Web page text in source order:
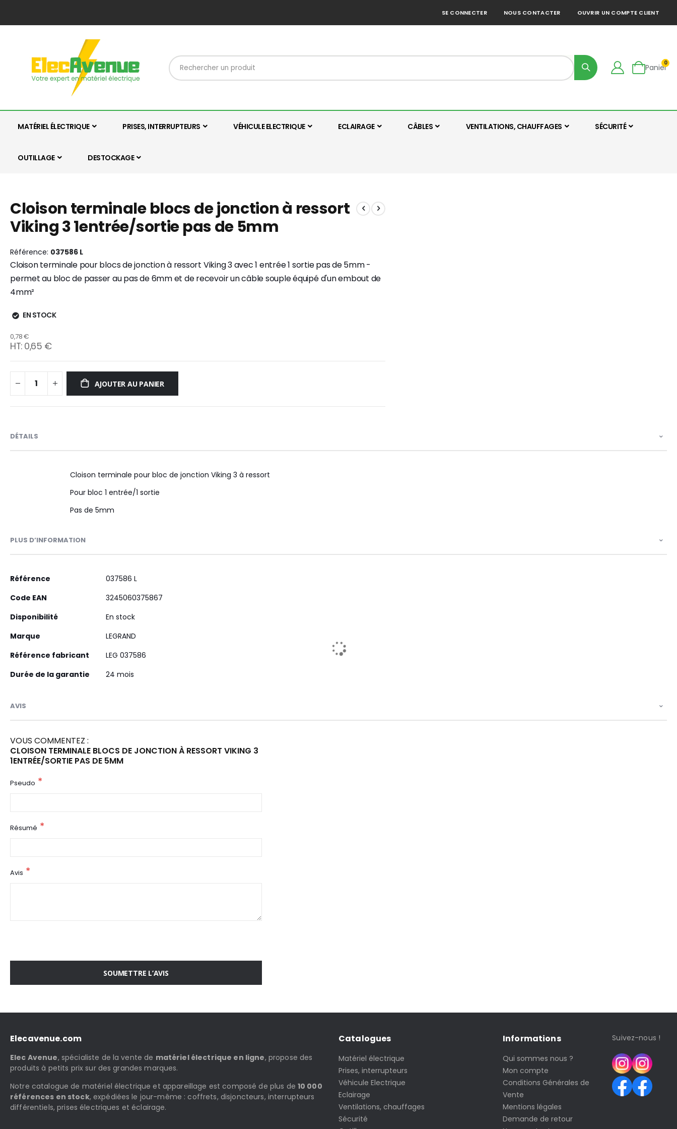
SE CONNECTER NOUS CONTACTER OUVRIR UN COMPTE CLIENT
Panier
0
MATÉRIEL ÉLECTRIQUE PRISES, INTERRUPTEURS VÉHICULE ELECTRIQUE ECLAIRAGE CÂBLES VENTILATIONS, CHAUFFAGES SÉCURITÉ
OUTILLAGE DESTOCKAGE
Skip
the
of
the
images
gallery
Skip
the
of
the
images
gallery
Cloison terminale blocs de jonction à ressort
Viking 3 1entrée/sortie pas de 5mm
Référence 037586 L
Cloison terminale pour blocs de jonction à ressort Viking 3 avec 1 entrée 1 sortie pas de 5mm -
permet au bloc de passer au pas de 6mm et de recevoir un câble souple équipé d'un embout de
4mm²
EN STOCK
0,78 €
0,65 €
AJOUTER AU PANIER
DÉTAILS
Cloison terminale pour bloc de jonction Viking 3 à ressort
Pour bloc 1 entrée/1 sortie
Pas de 5mm
PLUS D’INFORMATION
Plus
Référence
037586 L
Code EAN
3245060375867
Disponibilité
En stock
Marque
LEGRAND
Référence fabricant
LEG 037586
Durée de la garantie
24 mois
AVIS
VOUS COMMENTEZ :
CLOISON TERMINALE BLOCS DE JONCTION À RESSORT VIKING 3
1ENTRÉE/SORTIE PAS DE 5MM
Pseudo
Résumé
Avis
SOUMETTRE L’AVIS
Elecavenue.com
Elec Avenue, spécialiste de la vente de matériel électrique en ligne, propose des
produits à petits prix sur des grandes marques.
Notre catalogue de matériel électrique et appareillage est composé de plus de 10 000
références en stock, expédiées le jour-même : coffrets, disjoncteurs, interrupteurs
différentiels, prises électriques et éclairage.
Catalogues
Matériel électrique
Prises, interrupteurs
Véhicule Electrique
Eclairage
Ventilations, chauffages
Sécurité
Informations
Qui sommes nous ?
Mon compte
Conditions Générales de
Vente
Mentions légales
Demande de retour
Suivez-nous !